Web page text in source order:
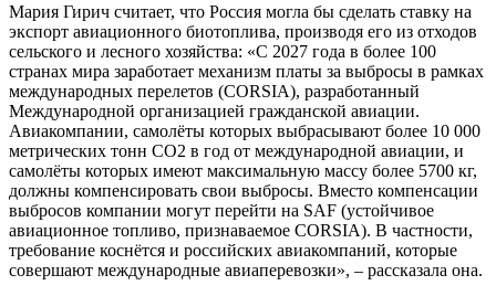
Мария Гирич считает, что Россия могла бы сделать ставку на
экспорт авиационного биотоплива, производя его из отходов
сельского и лесного хозяйства: «С 2027 года в более 100
странах мира заработает механизм платы за выбросы в рамках
международных перелетов (CORSIA), разработанный
Международной организацией гражданской авиации.
Авиакомпании, самолёты которых выбрасывают более 10 000
метрических тонн CO2 в год от международной авиации, и
самолёты которых имеют максимальную массу более 5700 кг,
должны компенсировать свои выбросы. Вместо компенсации
выбросов компании могут перейти на SAF (устойчивое
авиационное топливо, признаваемое CORSIA). В частности,
требование коснётся и российских авиакомпаний, которые
совершают международные авиаперевозки», – рассказала она.